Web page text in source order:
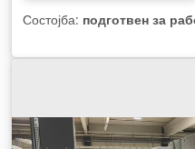
Состојба: подготвен за